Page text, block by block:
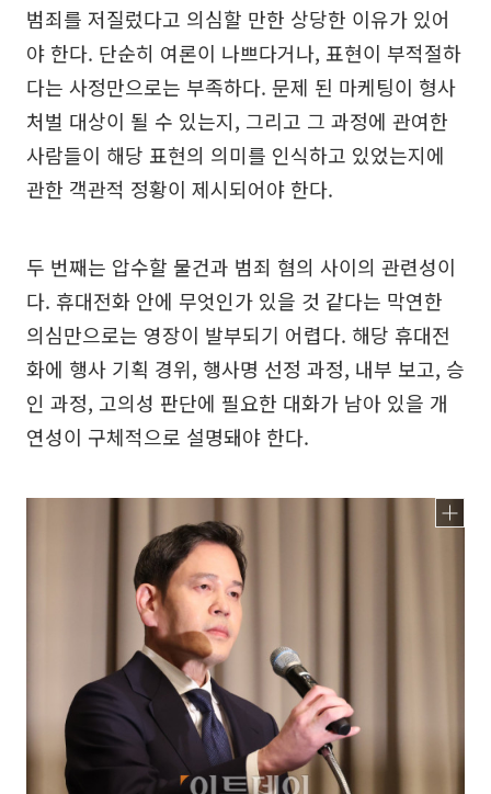
범죄를 저질렀다고 의심할 만한 상당한 이유가 있어
야 한다. 단순히 여론이 나쁘다거나, 표현이 부적절하
다는 사정만으로는 부족하다. 문제 된 마케팅이 형사
처벌 대상이 될 수 있는지, 그리고 그 과정에 관여한
사람들이 해당 표현의 의미를 인식하고 있었는지에
관한 객관적 정황이 제시되어야 한다.
두 번째는 압수할 물건과 범죄 혐의 사이의 관련성이
다. 휴대전화 안에 무엇인가 있을 것 같다는 막연한
의심만으로는 영장이 발부되기 어렵다. 해당 휴대전
화에 행사 기획 경위, 행사명 선정 과정, 내부 보고, 승
인 과정, 고의성 판단에 필요한 대화가 남아 있을 개
연성이 구체적으로 설명돼야 한다.